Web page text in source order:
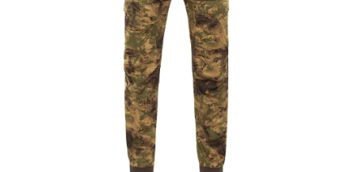
hviezdičiek.